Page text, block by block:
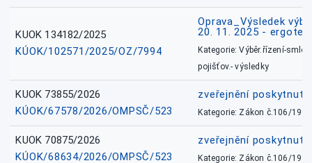
KUOK 134182/2025
KÚOK/102571/2025/OZ/7994
Oprava_Výsledek
20. 11. 2025 -
Kategorie: Výběr.řízení-
pojišťov.- výsledky
KUOK 73855/2026
KÚOK/67578/2026/OMPSČ/523
zveřejnění
Kategorie: Zákon č.106/1999
KUOK 70875/2026
KÚOK/68634/2026/OMPSČ/523
zveřejnění
Kategorie: Zákon č.106/1999